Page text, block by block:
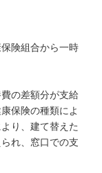
険組合から一時
の差額分が支給
保険の種類によ
り、建て替えた
れ、窓口での支